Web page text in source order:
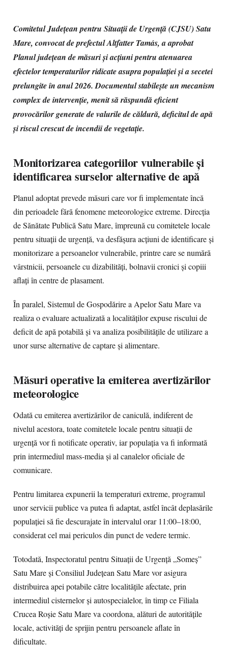
Comitetul Județean pentru Situații de Urgență (CJSU) Satu
Mare, convocat de prefectul Altfatter Tamás, a aprobat
Planul județean de măsuri și acțiuni pentru atenuarea
efectelor temperaturilor ridicate asupra populației și a secetei
prelungite în anul 2026. Documentul stabilește un mecanism
complex de intervenție, menit să răspundă eficient
provocărilor generate de valurile de căldură, deficitul de apă
și riscul crescut de incendii de vegetație.
Monitorizarea categoriilor vulnerabile și
identificarea surselor alternative de apă
Planul adoptat prevede măsuri care vor fi implementate încă
din perioadele fără fenomene meteorologice extreme. Direcția
de Sănătate Publică Satu Mare, împreună cu comitetele locale
pentru situații de urgență, va desfășura acțiuni de identificare și
monitorizare a persoanelor vulnerabile, printre care se numără
vârstnicii, persoanele cu dizabilități, bolnavii cronici și copiii
aflați în centre de plasament.
În paralel, Sistemul de Gospodărire a Apelor Satu Mare va
realiza o evaluare actualizată a localităților expuse riscului de
deficit de apă potabilă și va analiza posibilitățile de utilizare a
unor surse alternative de captare și alimentare.
Măsuri operative la emiterea avertizărilor
meteorologice
Odată cu emiterea avertizărilor de caniculă, indiferent de
nivelul acestora, toate comitetele locale pentru situații de
urgență vor fi notificate operativ, iar populația va fi informată
prin intermediul mass-media și al canalelor oficiale de
comunicare.
Pentru limitarea expunerii la temperaturi extreme, programul
unor servicii publice va putea fi adaptat, astfel încât deplasările
populației să fie descurajate în intervalul orar 11:00–18:00,
considerat cel mai periculos din punct de vedere termic.
Totodată, Inspectoratul pentru Situații de Urgență „Someș”
Satu Mare și Consiliul Județean Satu Mare vor asigura
distribuirea apei potabile către localitățile afectate, prin
intermediul cisternelor și autospecialelor, în timp ce Filiala
Crucea Roșie Satu Mare va coordona, alături de autoritățile
locale, activități de sprijin pentru persoanele aflate în
dificultate.